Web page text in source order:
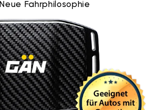
Neue Fahrphilosophie